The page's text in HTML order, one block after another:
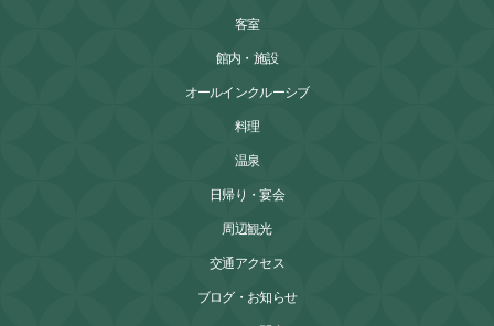
客室
館内・施設
オールインクルーシブ
料理
温泉
日帰り・宴会
周辺観光
交通アクセス
ブログ・お知らせ